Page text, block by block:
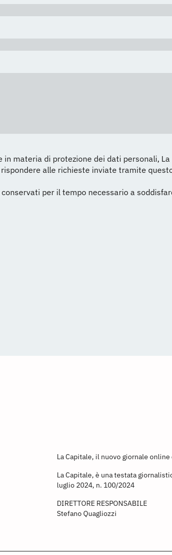
materia di protezione dei dati personali, La
alle richieste inviate tramite
per il tempo necessario a
La Capitale, il nuovo giornale online
La Capitale, è una testata
luglio 2024, n. 100/2024
DIRETTORE RESPONSABILE
Stefano Quagliozzi